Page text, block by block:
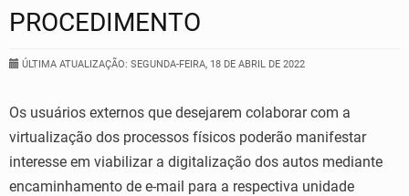
PROCEDIMENTO
ÚLTIMA ATUALIZAÇÃO: SEGUNDA-FEIRA, 18 DE ABRIL DE 2022
Os usuários externos que desejarem colaborar com a
virtualização dos processos físicos poderão manifestar
interesse em viabilizar a digitalização dos autos mediante
encaminhamento de e-mail para a respectiva unidade